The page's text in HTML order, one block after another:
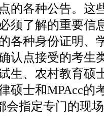
的各种公告。这
须了解的重要信
各种身份证明、
认点接受的考生
生、农村教育硕
硕士和MPAcc的
会指定专门的现场